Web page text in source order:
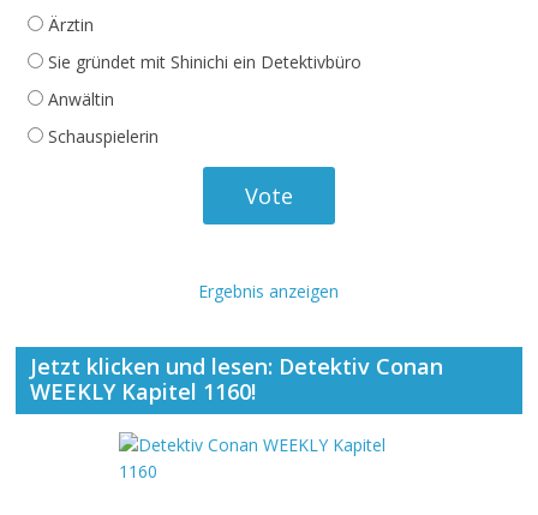
Ärztin
Sie gründet mit Shinichi ein Detektivbüro
Anwältin
Schauspielerin
Ergebnis anzeigen
Jetzt klicken und lesen: Detektiv Conan
WEEKLY Kapitel 1160!